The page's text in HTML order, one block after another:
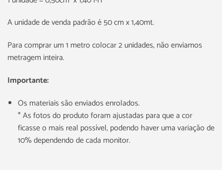
A unidade de venda padrão é 50 cm x 1,40mt.
Para comprar um 1 metro colocar 2 unidades, não enviamos
metragem inteira.
Importante:
Os materiais são enviados enrolados.
* As fotos do produto foram ajustadas para que a cor
ficasse o mais real possível, podendo haver uma variação de
10% dependendo de cada monitor.